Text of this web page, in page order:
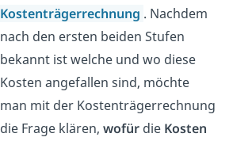
Kostenträgerrechnung . Nachdem
nach den ersten beiden Stufen
bekannt ist welche und wo diese
Kosten angefallen sind, möchte
man mit der Kostenträgerrechnung
die Frage klären, wofür die Kosten